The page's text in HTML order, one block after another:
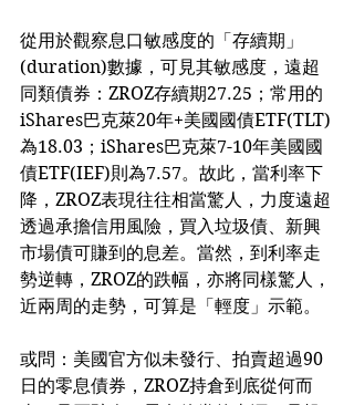
從用於觀察息口敏感度的「存續期」
(duration)數據，可見其敏感度，遠超
同類債券：ZROZ存續期27.25；常用的
iShares巴克萊20年+美國國債ETF(TLT)
為18.03；iShares巴克萊7-10年美國國
債ETF(IEF)則為7.57。故此，當利率下
降，ZROZ表現往往相當驚人，力度遠超
透過承擔信用風險，買入垃圾債、新興
市場債可賺到的息差。當然，到利率走
勢逆轉，ZROZ的跌幅，亦將同樣驚人，
近兩周的走勢，可算是「輕度」示範。
或問：美國官方似未發行、拍賣超過90
日的零息債券，ZROZ持倉到底從何而